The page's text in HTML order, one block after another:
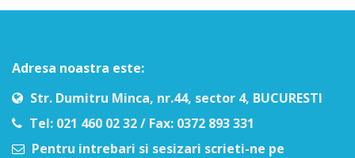
Adresa noastra este:
Str. Dumitru Minca, nr.44, sector 4, BUCURESTI
Tel: 021 460 02 32 / Fax: 0372 893 331
Pentru intrebari si sesizari scrieti-ne pe